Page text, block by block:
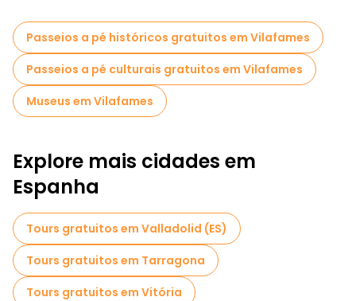
Passeios a pé históricos gratuitos em Vilafames
Passeios a pé culturais gratuitos em Vilafames
Museus em Vilafames
Explore mais cidades em
Espanha
Tours gratuitos em Valladolid (ES)
Tours gratuitos em Tarragona
Tours gratuitos em Vitória